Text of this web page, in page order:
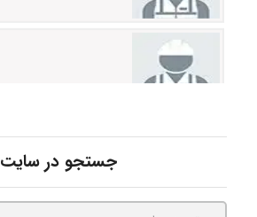
جستجو در سایت